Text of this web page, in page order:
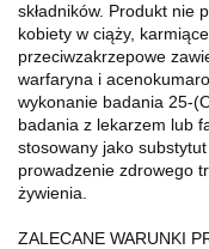
składników. Produkt nie
kobiety w ciąży,
przeciwzakrzepowe
warfaryna i
wykonanie badania 25-
badania z lekarzem lub
stosowany jako
prowadzenie zdrowego
żywienia.
ZALECANE WARUNKI